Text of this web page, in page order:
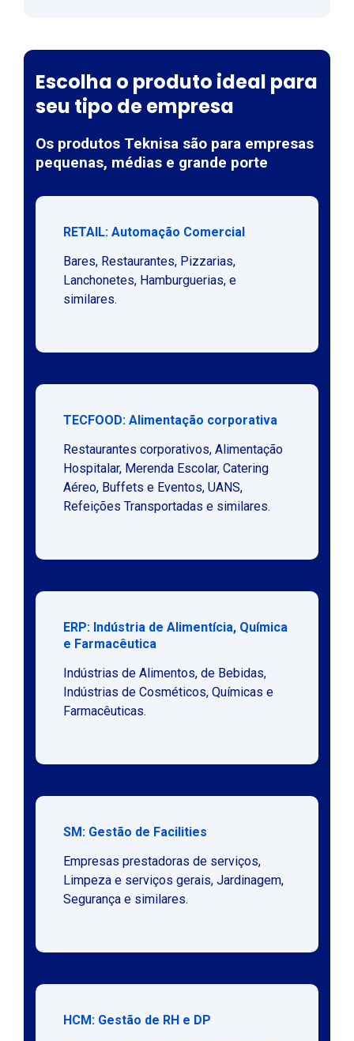
Escolha o produto ideal para
seu tipo de empresa
Os produtos Teknisa são para empresas
pequenas, médias e grande porte
RETAIL: Automação Comercial
Bares, Restaurantes, Pizzarias,
Lanchonetes, Hamburguerias, e
similares.
TECFOOD: Alimentação corporativa
Restaurantes corporativos, Alimentação
Hospitalar, Merenda Escolar, Catering
Aéreo, Buffets e Eventos, UANS,
Refeições Transportadas e similares.
ERP: Indústria de Alimentícia, Química
e Farmacêutica
Indústrias de Alimentos, de Bebidas,
Indústrias de Cosméticos, Químicas e
Farmacêuticas.
SM: Gestão de Facilities
Empresas prestadoras de serviços,
Limpeza e serviços gerais, Jardinagem,
Segurança e similares.
HCM: Gestão de RH e DP